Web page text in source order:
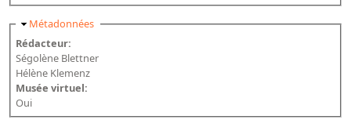
Masquer
Métadonnées
Rédacteur:
Ségolène Blettner
Hélène Klemenz
Musée virtuel:
Oui